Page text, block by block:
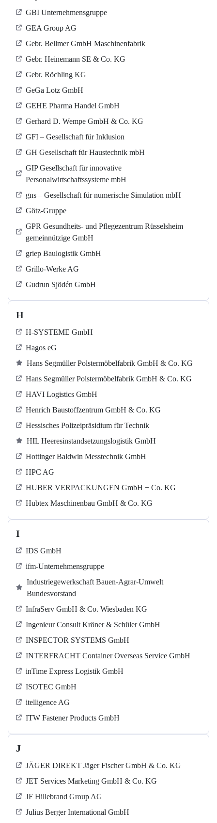
GBI Unternehmensgruppe
GEA Group AG
Gebr. Bellmer GmbH Maschinenfabrik
Gebr. Heinemann SE & Co. KG
Gebr. Röchling KG
GeGa Lotz GmbH
GEHE Pharma Handel GmbH
Gerhard D. Wempe GmbH & Co. KG
GFI – Gesellschaft für Inklusion
GH Gesellschaft für Haustechnik mbH
GIP Gesellschaft für innovative
Personalwirtschaftssysteme mbH
gns – Gesellschaft für numerische Simulation mbH
Götz-Gruppe
GPR Gesundheits- und Pflegezentrum Rüsselsheim
gemeinnützige GmbH
griep Baulogistik GmbH
Grillo-Werke AG
Gudrun Sjödén GmbH
H
H-SYSTEME GmbH
Hagos eG
Hans Segmüller Polstermöbelfabrik GmbH & Co. KG
Hans Segmüller Polstermöbelfabrik GmbH & Co. KG
HAVI Logistics GmbH
Henrich Baustoffzentrum GmbH & Co. KG
Hessisches Polizeipräsidium für Technik
HIL Heeresinstandsetzungslogistik GmbH
Hottinger Baldwin Messtechnik GmbH
HPC AG
HUBER VERPACKUNGEN GmbH + Co. KG
Hubtex Maschinenbau GmbH & Co. KG
I
IDS GmbH
ifm-Unternehmensgruppe
Industriegewerkschaft Bauen-Agrar-Umwelt
Bundesvorstand
InfraServ GmbH & Co. Wiesbaden KG
Ingenieur Consult Kröner & Schüler GmbH
INSPECTOR SYSTEMS GmbH
INTERFRACHT Container Overseas Service GmbH
inTime Express Logistik GmbH
ISOTEC GmbH
itelligence AG
ITW Fastener Products GmbH
J
JÄGER DIREKT Jäger Fischer GmbH & Co. KG
JET Services Marketing GmbH & Co. KG
JF Hillebrand Group AG
Julius Berger International GmbH